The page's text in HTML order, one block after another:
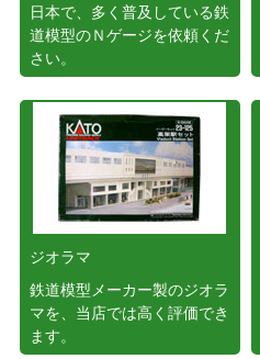
日本で、多く普及している鉄
道模型のＮゲージを依頼くだ
さい。
ジオラマ
鉄道模型メーカー製のジオラ
マを、当店では高く評価でき
ます。